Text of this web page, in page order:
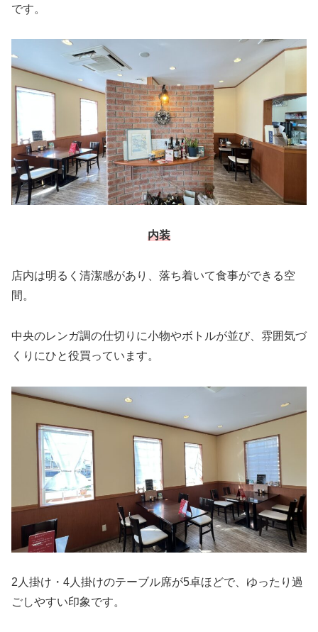
です。
内装
店内は明るく清潔感があり、落ち着いて食事ができる空
間。
中央のレンガ調の仕切りに小物やボトルが並び、雰囲気づ
くりにひと役買っています。
2人掛け・4人掛けのテーブル席が5卓ほどで、ゆったり過
ごしやすい印象です。